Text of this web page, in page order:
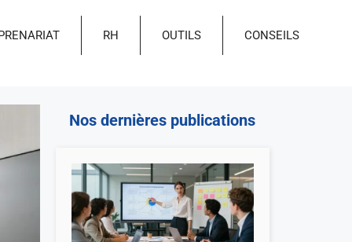
RH OUTILS CONSEILS
Nos dernières publications